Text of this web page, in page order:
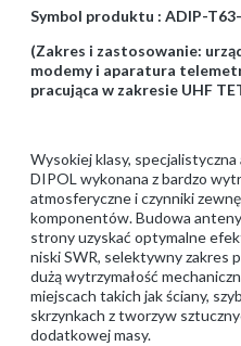
Symbol produktu : ADIP-
(Zakres i zastosowanie:
modemy i aparatura
pracująca w zakresie UHF
Wysokiej klasy,
DIPOL wykonana z bardzo
atmosferyczne i czynniki
komponentów. Budowa
strony uzyskać optymalne
niski SWR, selektywny zakres
dużą wytrzymałość
miejscach takich jak ściany,
skrzynkach z tworzyw
dodatkowej masy.